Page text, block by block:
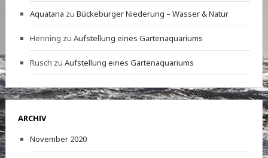
Aquatana zu Bückeburger Niederung – Wasser & Natur
Henning zu Aufstellung eines Gartenaquariums
Rusch zu Aufstellung eines Gartenaquariums
ARCHIV
November 2020